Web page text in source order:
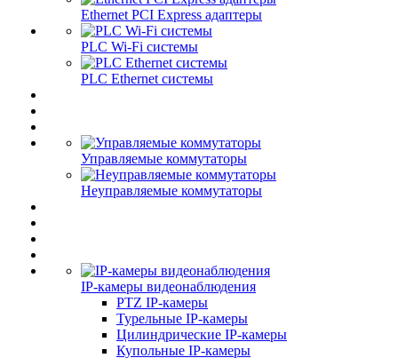
Ethernet PCI Express адаптеры
PLC Wi-Fi системы
PLC Ethernet системы
Управляемые коммутаторы
Неуправляемые коммутаторы
IP-камеры видеонаблюдения
PTZ IP-камеры
Турельные IP-камеры
Цилиндрические IP-камеры
Купольные IP-камеры